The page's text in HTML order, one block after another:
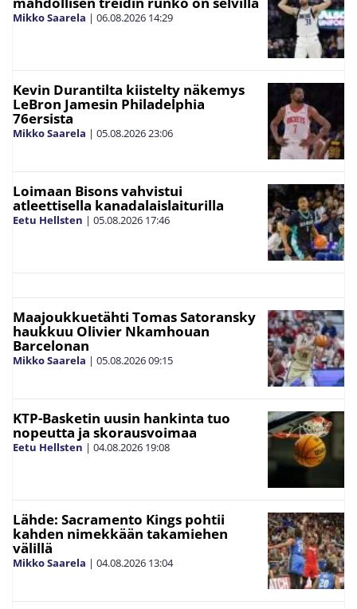
Mikko Saarela | 06.08.2026 14:29
Kevin Durantilta kiistelty näkemys
LeBron Jamesin Philadelphia
76ersista
Mikko Saarela | 05.08.2026 23:06
Loimaan Bisons vahvistui
atleettisella kanadalaislaiturilla
Eetu Hellsten | 05.08.2026 17:46
Maajoukkuetähti Tomas Satoransky
haukkuu Olivier Nkamhouan
Barcelonan
Mikko Saarela | 05.08.202609:15
KTP-Basketin uusin hankinta tuo
nopeutta ja skorausvoimaa
Eetu Hellsten | 04.08.2026 19:08
Lähde: Sacramento Kings pohtii
kahden nimekkään takamiehen
välillä
Mikko Saarela | 04.08.2026 13:04